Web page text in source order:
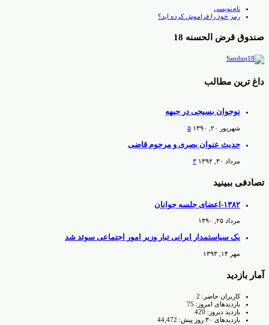
نام‌نویسی
رمز خود را فراموش کرده اید؟
صندوق قرض الحسنه 18
داغ ترین مطالب
نوجوان بسیجی در جبهه
شهریور ۲۰, ۱۳۹۰ ۵
حدیث عنوان بصری و مرحوم قاضی
مرداد ۳۰, ۱۳۹۲ ۳
تصادفی ببینید
۱۳۸۲-اعضای جلسه جوانان
مرداد ۲۵, ۱۳۹۰
یک سیاستمدار ایرانی‌ تبار وزیر امور اجتماعی سوئد شد
مهر ۱۴, ۱۳۹۳
آمار بازدید
کاربران حاضر: 2
بازدیدهای امروز: 75
بازدید دیروز: 420
بازدیدهای ۳۰ روز پیش:
44,472